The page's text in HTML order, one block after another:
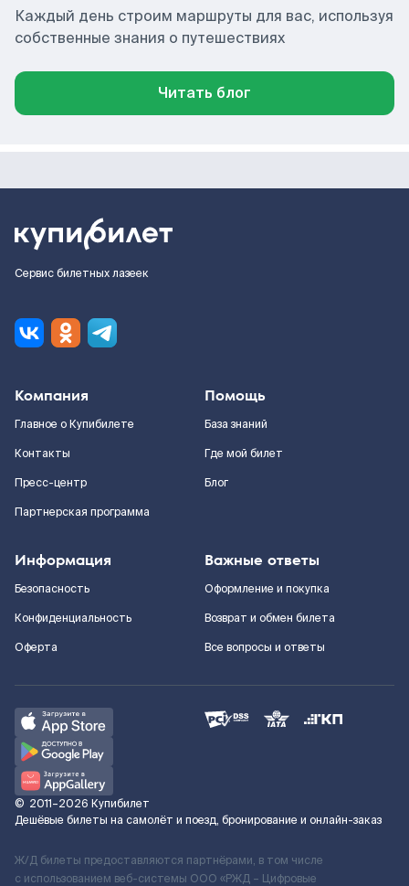
Каждый день строим маршруты для вас, используя
собственные знания о путешествиях
Читать блог
Сервис билетных лазеек
Компания
Главное о Купибилете
Контакты
Пресс-центр
Партнерская программа
Помощь
База знаний
Где мой билет
Блог
Информация
Безопасность
Конфиденциальность
Оферта
Важные ответы
Оформление и покупка
Возврат и обмен билета
Все вопросы и ответы
© 2011–2026 Купибилет
Дешёвые билеты на самолёт и поезд, бронирование и онлайн-заказ
Ж/Д билеты предоставляются партнёрами, в том числе
с использованием веб-системы ООО «РЖД – Цифровые